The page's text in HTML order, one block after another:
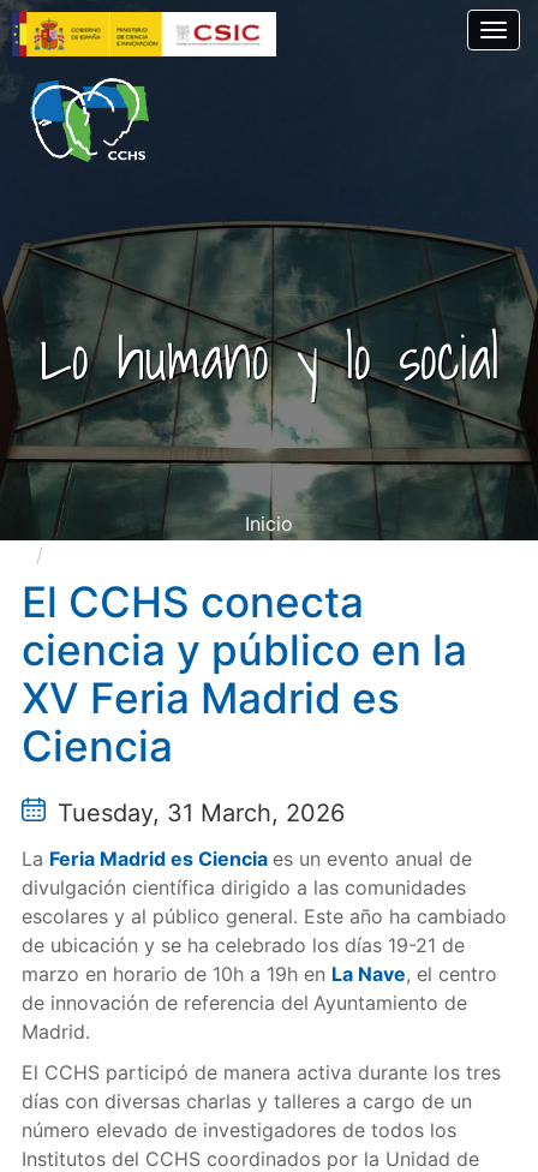
Skip
to
main
content
Lo humano y lo social
Inicio
Madrid es Ciencia
El CCHS conecta
ciencia y público en la
XV Feria Madrid es
Ciencia
Tuesday, 31 March, 2026
La Feria Madrid es Ciencia es un evento anual de
divulgación científica dirigido a las comunidades
escolares y al público general. Este año ha cambiado
de ubicación y se ha celebrado los días 19-21 de
marzo en horario de 10h a 19h en La Nave, el centro
de innovación de referencia del Ayuntamiento de
Madrid.
El CCHS participó de manera activa durante los tres
días con diversas charlas y talleres a cargo de un
número elevado de investigadores de todos los
Institutos del CCHS coordinados por la Unidad de